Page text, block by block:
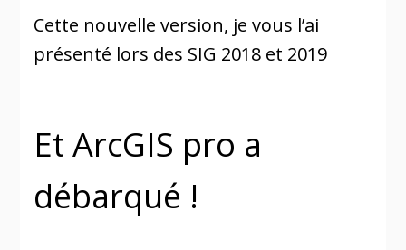
Cette nouvelle version, je vous l’ai
présenté lors des SIG 2018 et 2019
Et ArcGIS pro a
débarqué !